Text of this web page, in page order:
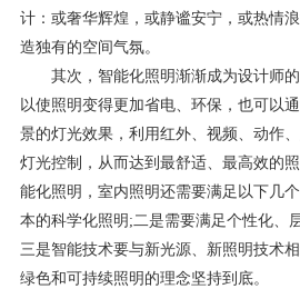
计：或奢华辉煌，或静谧安宁，或热情
造独有的空间气氛。
其次，智能化照明渐渐成为设计师
以使照明变得更加省电、环保，也可以
景的灯光效果，利用红外、视频、动作
灯光控制，从而达到最舒适、最高效的
能化照明，室内照明还需要满足以下几
本的科学化照明;二是需要满足个性化、
三是智能技术要与新光源、新照明技术
绿色和可持续照明的理念坚持到底。